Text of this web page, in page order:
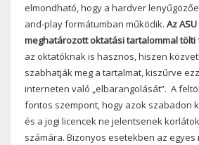
elmondható, hogy a hardver
and-play formátumban működik. Az
meghatározott oktatási tartalommal tölti
az oktatóknak is hasznos, hiszen
szabhatják meg a tartalmat, kiszűrve
interneten való „elbarangolását”. A
fontos szempont, hogy azok szabadon
és a jogi licencek ne jelentsenek
számára. Bizonyos esetekben az